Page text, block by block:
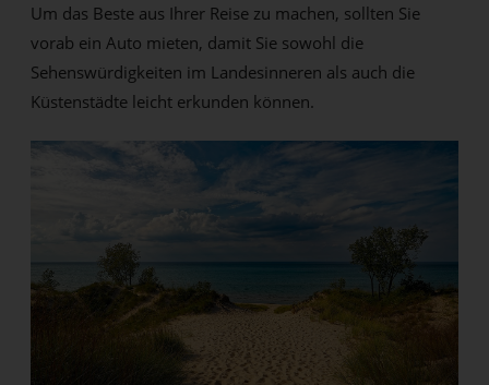
Um das Beste aus Ihrer Reise zu machen, sollten Sie
vorab ein Auto mieten, damit Sie sowohl die
Sehenswürdigkeiten im Landesinneren als auch die
Küstenstädte leicht erkunden können.